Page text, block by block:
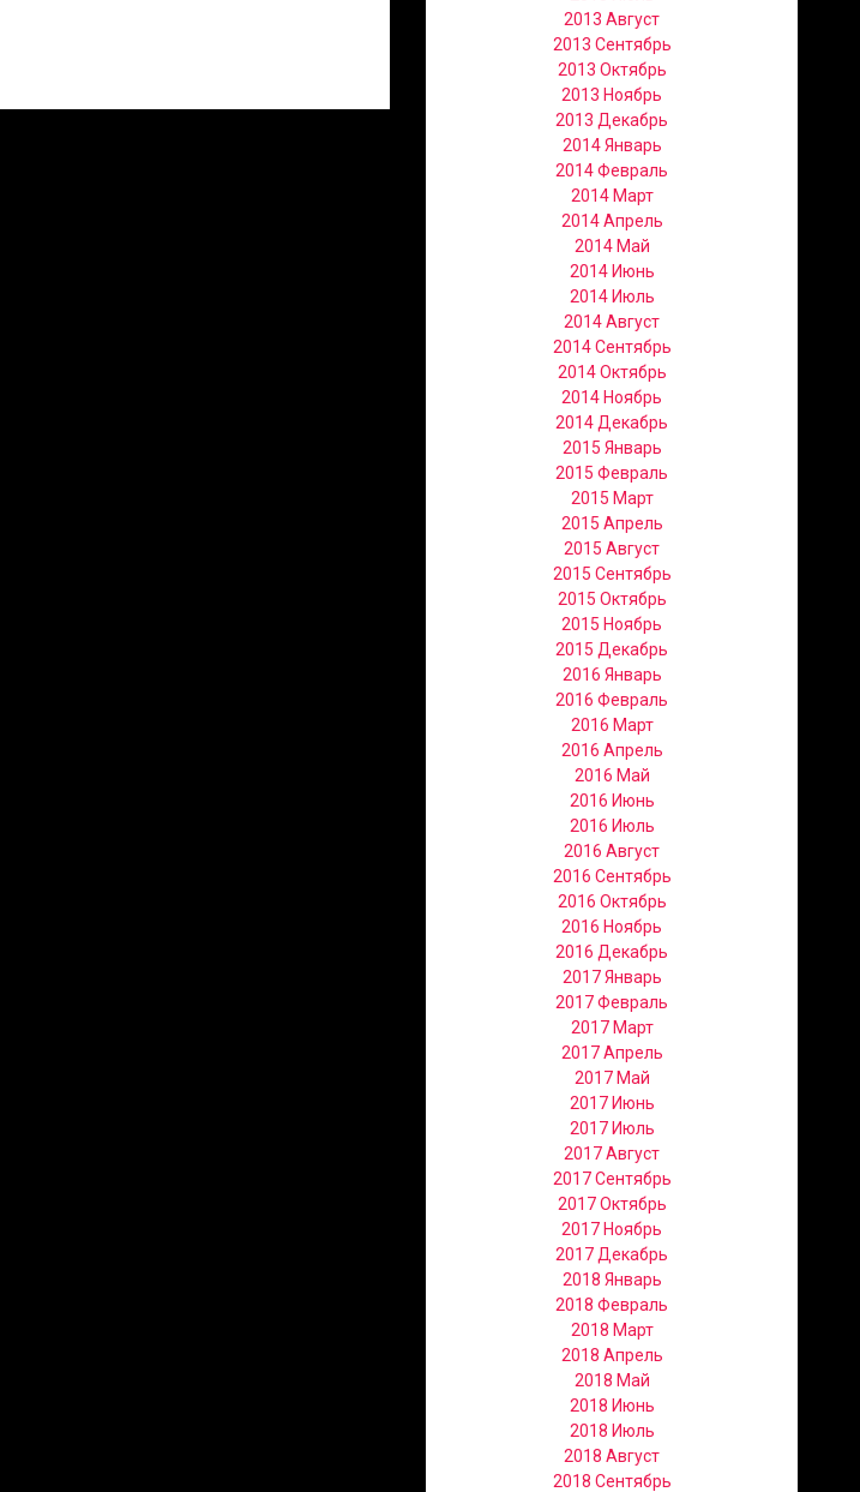
2013 Август
2013 Сентябрь
2013 Октябрь
2013 Ноябрь
2013 Декабрь
2014 Январь
2014 Февраль
2014 Март
2014 Апрель
2014 Май
2014 Июнь
2014 Июль
2014 Август
2014 Сентябрь
2014 Октябрь
2014 Ноябрь
2014 Декабрь
2015 Январь
2015 Февраль
2015 Март
2015 Апрель
2015 Август
2015 Сентябрь
2015 Октябрь
2015 Ноябрь
2015 Декабрь
2016 Январь
2016 Февраль
2016 Март
2016 Апрель
2016 Май
2016 Июнь
2016 Июль
2016 Август
2016 Сентябрь
2016 Октябрь
2016 Ноябрь
2016 Декабрь
2017 Январь
2017 Февраль
2017 Март
2017 Апрель
2017 Май
2017 Июнь
2017 Июль
2017 Август
2017 Сентябрь
2017 Октябрь
2017 Ноябрь
2017 Декабрь
2018 Январь
2018 Февраль
2018 Март
2018 Апрель
2018 Май
2018 Июнь
2018 Июль
2018 Август
2018 Сентябрь